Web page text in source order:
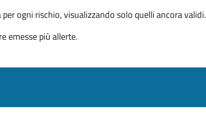
ogni rischio, visualizzando solo quelli ancora validi.
emesse più allerte.